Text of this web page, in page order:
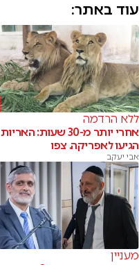
עוד באתר:
ללא הרדמה
אחרי יותר מ-30 שעות: האריות
הגיעו לאפריקה. צפו
אבי יעקב
מעניין